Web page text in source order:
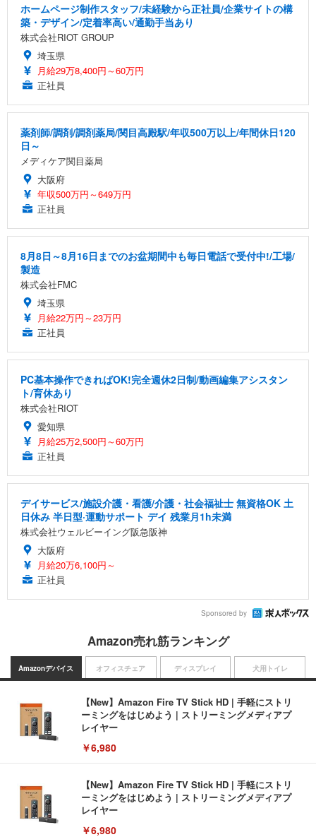
ホームページ制作スタッフ/未経験から正社員/企業サイトの構
築・デザイン/定着率高い/通勤手当あり
株式会社RIOT GROUP
埼玉県
月給29万8,400円～60万円
正社員
薬剤師/調剤/調剤薬局/関目高殿駅/年収500万以上/年間休日120
日～
メディケア関目薬局
大阪府
年収500万円～649万円
正社員
8月8日～8月16日までのお盆期間中も毎日電話で受付中!/工場/
製造
株式会社FMC
埼玉県
月給22万円～23万円
正社員
PC基本操作できればOK!完全週休2日制/動画編集アシスタン
ト/育休あり
株式会社RIOT
愛知県
月給25万2,500円～60万円
正社員
デイサービス/施設介護・看護/介護・社会福祉士 無資格OK 土
日休み 半日型·運動サポート デイ 残業月1h未満
株式会社ウェルビーイング阪急阪神
大阪府
月給20万6,100円～
正社員
Sponsored by
Amazon売れ筋ランキング
Amazonデバイス
【New】Amazon Fire TV Stick HD | 手軽にストリ
ーミングをはじめよう | ストリーミングメディアプ
レイヤー
￥6,980
【New】Amazon Fire TV Stick HD | 手軽にストリ
ーミングをはじめよう | ストリーミングメディアプ
レイヤー
￥6,980
オフィスチェア ディスプレイ 犬用トイレ